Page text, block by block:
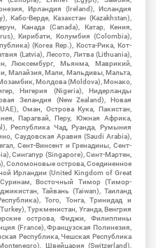
Ирландия (Ireland), Исландия
Кабо-Верде, Казахстан (Kazakhstan),
Канада (Canada), Катар, Кения,
Кирибати, Колумбия (Colombia),
(Korea Rep.), Коста-Рика, Кот-
(Latvia), Лесото, Литва (Lithuania),
Люксембург, Мьянма, Маврикий,
Малайзия, Мали, Мальдивы, Мальта,
Молдова (Moldova), Монако,
Нигерия (Nigeria), Нидерланды
Зеландия (New Zealand), Новая
Оман, Острова Кука, Пакистан,
Парагвай, Перу, Южная Африка,
Республика Чад, Руанда, Румыния
Саудовская Аравия (Saudi Arabia),
Сент-Винсент и Гренадины, Сент-
Сингапур (Singapore), Синт-Мартен,
Соломоновые острова, Соединенное
Ирландии (United Kingdom of Great
Восточный Тимор (Тимор-
Тайвань (Taiwan), Таиланд
Того, Тонга, Тринидад и
Туркменистан, Уганда, Венгрия
острова, Фиджи, Филиппины
(France), Французская Полинезия,
Республика, Чешская Республика
Швейцария (Switzerland),